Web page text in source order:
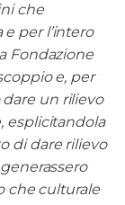
che
per l’intero
Fondazione
e, per
un rilievo
esplicitandola
di dare rilievo
che culturale